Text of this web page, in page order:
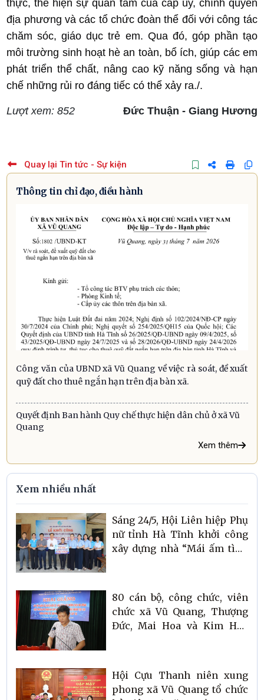
thực, thể hiện sự quan tâm của cấp ủy, chính quyền
địa phương và các tổ chức đoàn thể đối với công tác
chăm sóc, giáo dục trẻ em. Qua đó, góp phần tạo
môi trường sinh hoạt hè an toàn, bổ ích, giúp các em
phát triển thể chất, nâng cao kỹ năng sống và hạn
chế những rủi ro đáng tiếc có thể xảy ra./.
Lượt xem: 852 Đức Thuận - Giang Hương
Quay lại Tin tức - Sự kiện
Thông tin chỉ đạo, điều hành
Công văn của UBND xã Vũ Quang về việc rà soát, đề xuất
quỹ đất cho thuê ngắn hạn trên địa bàn xã.
Quyết định Ban hành Quy chế thực hiện dân chủ ở xã Vũ
Quang
Xem thêm
Xem nhiều nhất
Sáng 24/5, Hội Liên hiệp Phụ
nữ tỉnh Hà Tĩnh khởi công
xây dựng nhà “Mái ấm tình
khăn tại xã Vũ Quang
80 cán bộ, công chức, viên
chức xã Vũ Quang, Thượng
Đức, Mai Hoa và Kim Hoa
Hà Tĩnh (i-HaTinh)
Hội Cựu Thanh niên xung
phong xã Vũ Quang tổ chức